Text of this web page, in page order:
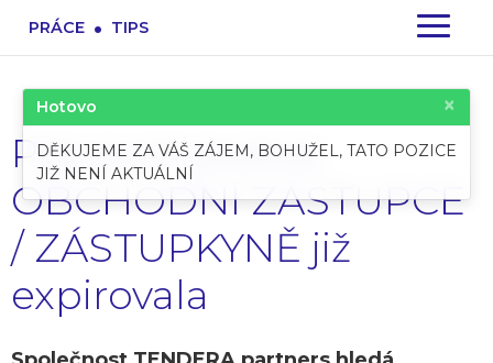
PRÁCE . TIPS
Pracovní pozice:
OBCHODNÍ ZÁSTUPCE
/ ZÁSTUPKYNĚ již
expirovala
Hotovo ×
DĚKUJEME ZA VÁŠ ZÁJEM, BOHUŽEL, TATO POZICE
JIŽ NENÍ AKTUÁLNÍ